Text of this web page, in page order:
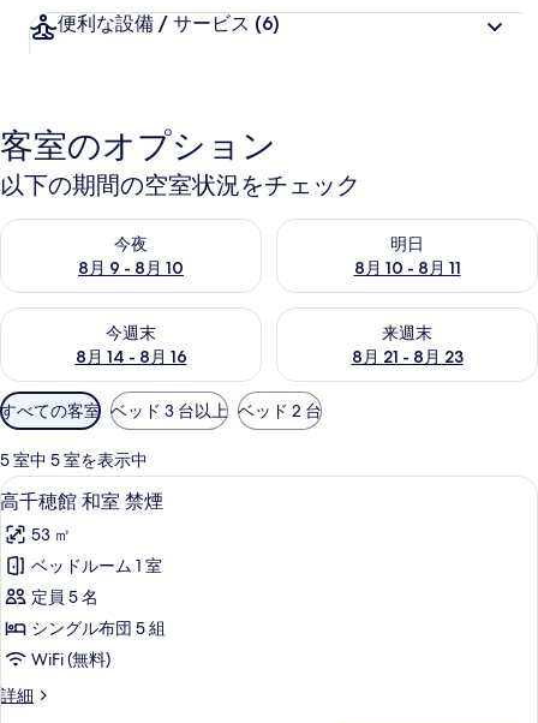
便利な設備 / サービス (6)
客室のオプション
以下の期間の空室状況をチェック
今夜
8月 9 - 8月 10
今夜 8月 9 - 8月 10 の空室状況をチェック
明日
8月 10 - 8月 11
明日 8月 10 - 8月 11 の空室状
今週末
8月 14 - 8月 16
今週末 8月 14 - 8月 16 の空室状況をチェック
来週末
8月 21 - 8月 23
来週末 8月 21 - 8月 23 の空室
利
用
可
能
な
客
室
の
り
込
み
すべての客室 ベッド 3 台以上 ベッド 2 台
5 室中 5 室を表示中
高
千
穂
館
和
室
煙
セーフティボックス (室内)、WiFi (無
3
高千穂館 和室 禁煙
53 ㎡
ベッドルーム 1 室
定員 5 名
シングル布団 5 組
WiFi (無料)
詳細
高